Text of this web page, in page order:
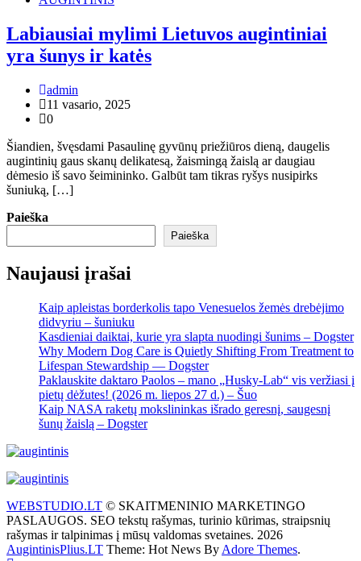
Labiausiai mylimi Lietuvos augintiniai
yra šunys ir katės
admin
11 vasario, 2025
0
Šiandien, švęsdami Pasaulinę gyvūnų priežiūros dieną, daugelis
augintinių gaus skanų delikatesą, žaismingą žaislą ar daugiau
dėmesio iš savo šeimininko. Galbūt tam tikras ryšys nusipirks
šuniuką, […]
Paieška
Paieška
Naujausi įrašai
Kaip apleistas borderkolis tapo Venesuelos žemės drebėjimo
didvyriu – šuniuku
Kasdieniai daiktai, kurie yra slapta nuodingi šunims – Dogster
Why Modern Dog Care is Quietly Shifting From Treatment to
Lifespan Stewardship — Dogster
Paklauskite daktaro Paolos – mano „Husky-Lab“ vis veržiasi į
pietų dėžutes! (2026 m. liepos 27 d.) – Šuo
Kaip NASA raketų mokslininkas išrado geresnį, saugesnį
šunų žaislą – Dogster
WEBSTUDIO.LT © SKAITMENINIO MARKETINGO
PASLAUGOS. SEO tekstų rašymas, turinio kūrimas, straipsnių
rašymas ir talpinimas į mūsų valdomas svetaines. 2026
AugintinisPlius.LT Theme: Hot News By Adore Themes.